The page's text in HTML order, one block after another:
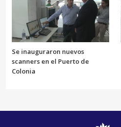
Se inauguraron nuevos
scanners en el Puerto de
Colonia